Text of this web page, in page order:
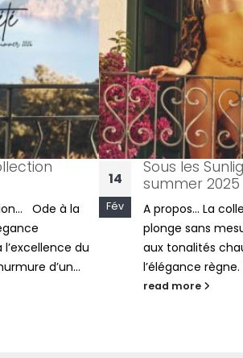
à la
du
d’un...
Fév
Sous les Sunlights
summer 2025
A propos... La collection
plonge sans mesure
aux tonalités chaudes
l’élégance règne. L’été...
read more